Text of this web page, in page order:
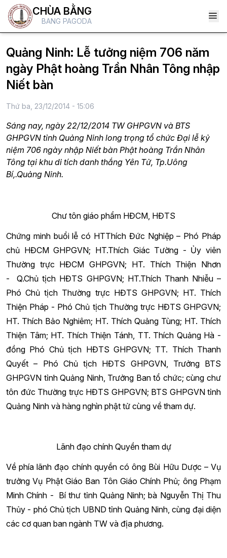
CHÙA BẰNG
BANG PAGODA
Quảng Ninh: Lễ tưởng niệm 706 năm
ngày Phật hoàng Trần Nhân Tông nhập
Niết bàn
Thứ ba, 23/12/2014 - 15:06
Sáng nay, ngày 22/12/2014 TW GHPGVN và BTS
GHPGVN tỉnh Quảng Ninh long trọng tổ chức Đại lễ kỷ
niệm 706 ngày nhập Niết bàn Phật hoàng Trần Nhân
Tông tại khu di tích danh thắng Yên Tử, Tp.Uông
Bí,.Quảng Ninh.
Chư tôn giáo phẩm HĐCM, HĐTS
Chứng minh buổi lễ có HTThích Đức Nghiệp – Phó Pháp
chủ HĐCM GHPGVN; HT.Thích Giác Tường - Ủy viên
Thường trực HĐCM GHPGVN; HT. Thích Thiện Nhơn
- Q.Chủ tịch HĐTS GHPGVN; HT.Thích Thanh Nhiễu –
Phó Chủ tịch Thường trực HĐTS GHPGVN; HT. Thích
Thiện Pháp - Phó Chủ tịch Thường trực HĐTS GHPGVN;
HT. Thích Bảo Nghiêm; HT. Thích Quảng Tùng; HT. Thích
Thiện Tâm; HT. Thích Thiện Tánh, TT. Thích Quảng Hà -
đồng Phó Chủ tịch HĐTS GHPGVN; TT. Thích Thanh
Quyết – Phó Chủ tịch HĐTS GHPGVN, Trưởng BTS
GHPGVN tỉnh Quảng Ninh, Trưởng Ban tổ chức; cùng chư
tôn đức Thường trực HĐTS GHPGVN; BTS GHPGVN tỉnh
Quảng Ninh và hàng nghìn phật tử cùng về tham dự.
Lãnh đạo chính Quyền tham dự
Về phía lãnh đạo chính quyền có ông Bùi Hữu Dược – Vụ
trưởng Vụ Phật Giáo Ban Tôn Giáo Chính Phủ; ông Phạm
Minh Chính - Bí thư tỉnh Quảng Ninh; bà Nguyễn Thị Thu
Thủy - phó Chủ tịch UBND tỉnh Quảng Ninh, cùng đại diện
các cơ quan ban ngành TW và địa phương.